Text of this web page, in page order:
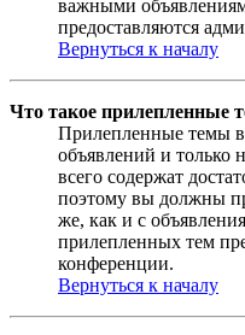
важными
предоставляются
Вернуться к началу
Что такое прилепленные
Прилепленные темы в
объявлений и только
всего содержат
поэтому вы должны
же, как и с
прилепленных тем
конференции.
Вернуться к началу